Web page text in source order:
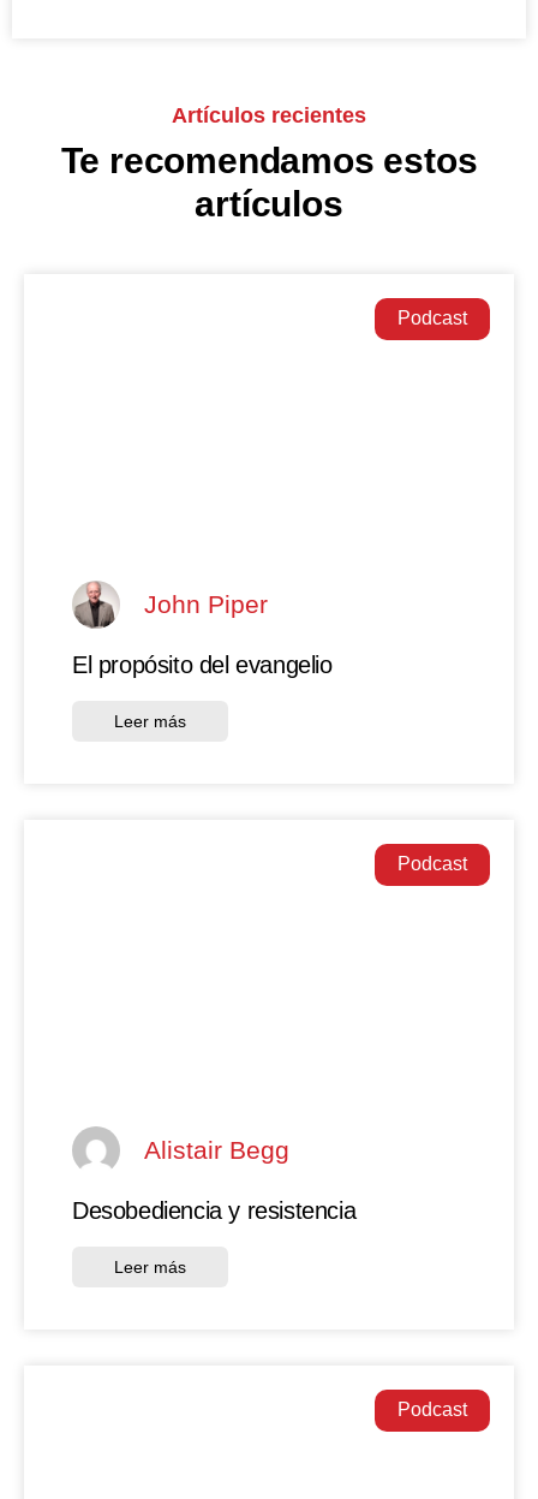
Artículos recientes
Te recomendamos estos
artículos
Podcast
John Piper
El propósito del evangelio
Leer más
Podcast
Alistair Begg
Desobediencia y resistencia
Leer más
Podcast